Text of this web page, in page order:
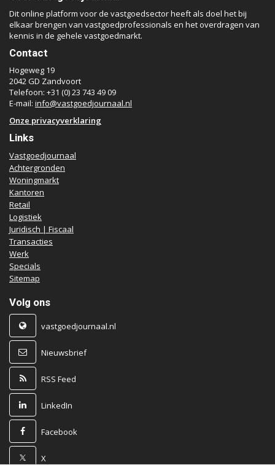
Dit online platform voor de vastgoedsector heeft als doel het bij
elkaar brengen van vastgoedprofessionals en het overdragen van
kennis in de gehele vastgoedmarkt.
Contact
Hogeweg 19
2042 GD Zandvoort
Telefoon: +31 (0) 23 743 49 09
E-mail: info@vastgoedjournaal.nl
Onze privacyverklaring
Links
Vastgoedjournaal
Achtergronden
Woningmarkt
Kantoren
Retail
Logistiek
Juridisch | Fiscaal
Transacties
Werk
Specials
Sitemap
Volg ons
vastgoedjournaal.nl
Nieuwsbrief
RSS Feed
LinkedIn
Facebook
X